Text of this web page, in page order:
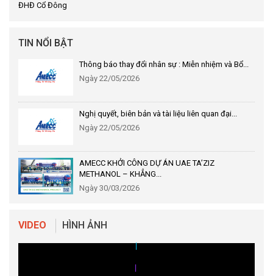
ĐHĐ Cổ Đông
TIN NỔI BẬT
Thông báo thay đổi nhân sự : Miễn nhiệm và Bổ...
Ngày 22/05/2026
Nghị quyết, biên bản và tài liệu liên quan đại...
Ngày 22/05/2026
AMECC KHỞI CÔNG DỰ ÁN UAE TA’ZIZ
METHANOL – KHẲNG...
Ngày 30/03/2026
VIDEO HÌNH ẢNH